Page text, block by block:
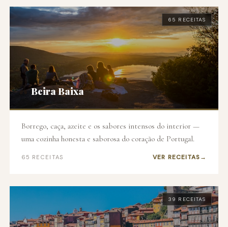
65 RECEITAS
🫒Beira Baixa
Borrego, caça, azeite e os sabores intensos do interior —
uma cozinha honesta e saborosa do coração de Portugal.
65 RECEITAS VER RECEITAS
39 RECEITAS